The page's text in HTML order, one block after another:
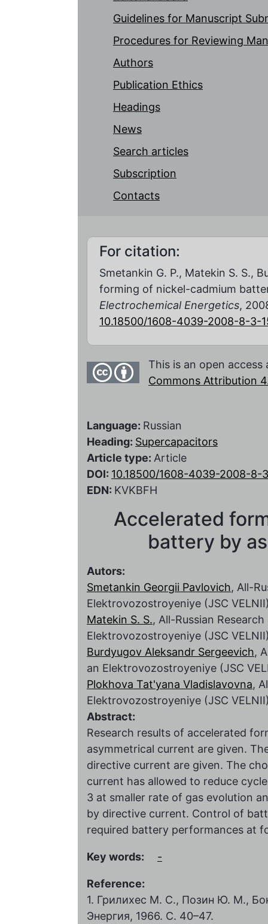
Guidelines for Manuscript
Procedures for Reviewing
Authors
Publication Ethics
Headings
News
Search articles
Subscription
Contacts
For citation:
Smetankin G. P., Matekin S. S.,
forming of nickel-cadmium
Electrochemical Energetics,
10.18500/1608-4039-2008-8-3-
This is an open
Commons Attribution
Language: Russian
Heading: Supercapacitors
Article type: Article
DOI: 10.18500/1608-4039-2008-8-
EDN: KVKBFH
Accelerated
battery by
Autors:
Smetankin Georgii Pavlovich, All-
Elektrovozostroyeniye (JSC
Matekin S. S., All-Russian
Elektrovozostroyeniye (JSC
Burdyugov Aleksandr Sergeevich,
an Elektrovozostroyeniye (JSC
Plokhova Tat'yana Vladislavovna,
Elektrovozostroyeniye (JSC
Abstract:
Research results of accelerated
asymmetrical current are given.
directive current are given. The
current has allowed to reduce
3 at smaller rate of gas evolution
by directive current. Control of
required battery performances at
Key words: -
Reference:
1. Грилихес М. С., Позин Ю. М.,
Энергия, 1966. С. 40–47.